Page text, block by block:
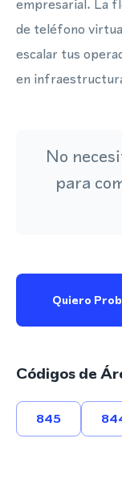
empresarial. La
de teléfono
escalar tus
en
No
para
Quiero
Códigos de
845